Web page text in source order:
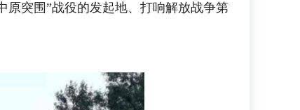
突围”战役的发起地、打响解放战争第